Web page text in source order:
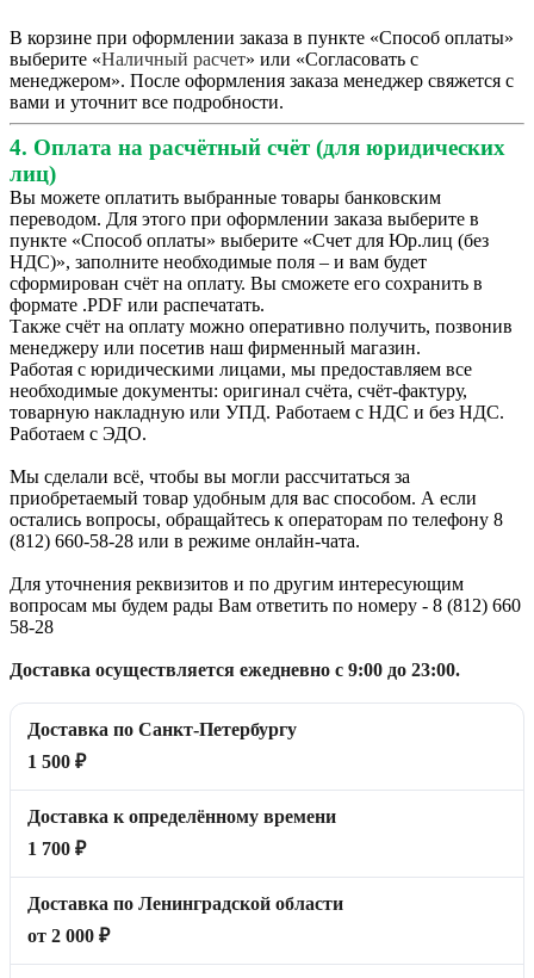
В корзине при оформлении заказа в пункте «Способ оплаты»
выберите «Наличный расчет» или «Согласовать с
менеджером». После оформления заказа менеджер свяжется с
вами и уточнит все подробности.
4. Оплата на расчётный счёт (для юридических
лиц)
Вы можете оплатить выбранные товары банковским
переводом. Для этого при оформлении заказа выберите в
пункте «Способ оплаты» выберите «Счет для Юр.лиц (без
НДС)», заполните необходимые поля – и вам будет
сформирован счёт на оплату. Вы сможете его сохранить в
формате .PDF или распечатать.
Также счёт на оплату можно оперативно получить, позвонив
менеджеру или посетив наш фирменный магазин.
Работая с юридическими лицами, мы предоставляем все
необходимые документы: оригинал счёта, счёт-фактуру,
товарную накладную или УПД. Работаем с НДС и без НДС.
Работаем с ЭДО.
Мы сделали всё, чтобы вы могли рассчитаться за
приобретаемый товар удобным для вас способом. А если
остались вопросы, обращайтесь к операторам по телефону 8
(812) 660-58-28 или в режиме онлайн-чата.
Для уточнения реквизитов и по другим интересующим
вопросам мы будем рады Вам ответить по номеру - 8 (812) 660
58-28
Доставка осуществляется ежедневно с 9:00 до 23:00.
Доставка по Санкт-Петербургу
1 500 ₽
Доставка к определённому времени
1 700 ₽
Доставка по Ленинградской области
от 2 000 ₽